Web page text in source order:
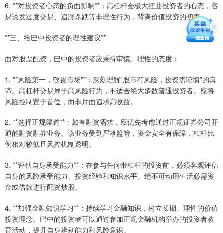
6. **对投资者心态的负面影响**：高杠杆会极大扭曲投资者的心态，容
易诱发过度交易、追涨杀跌等非理性行为，背离价值投资的初衷。
**三、给巴中投资者的理性建议**
面对股票配资，巴中的投资者应秉持审慎、理性的态度：
1. **风险第一，敬畏市场**：深刻理解“股市有风险，投资需谨慎”的真
谛。高杠杆交易属于高风险行为，不适合绝大多数普通投资者。应将
风险控制置于首位，而非片面追求高收益。
2. **选择正规渠道**：如有融资需求，应优先考虑通过正规证券公司开
通的融资融券业务。该业务受到严格监管，资金安全有保障，杠杆比
例相对较低且风控机制透明。
3. **评估自身承受能力**：在参与任何带杠杆的投资前，必须客观评估
自身的风险承受能力、投资经验和知识水平。绝不可动用生活必需资
金或借款进行配资炒股。
4. **加强金融知识学习**：持续学习金融知识，树立长期、理性的价值
投资理念。巴中的投资者可以通过参加正规金融机构举办的投资者教
育活动，提升自身辨别能力和风险意识。